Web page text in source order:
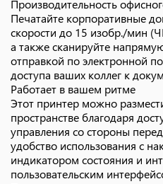
Производительность
Печатайте корпоративные
скорости до 15 изобр./мин
а также сканируйте
отправкой по электронной
доступа ваших коллег к
Работает в вашем ритме
Этот принтер можно
пространстве благодаря
управления со стороны
удобство использования с
индикатором состояния и
пользовательским